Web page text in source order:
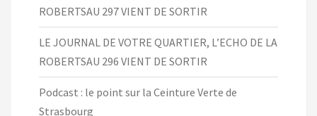
ROBERTSAU 297 VIENT DE SORTIR
LE JOURNAL DE VOTRE QUARTIER, L’ECHO DE LA
ROBERTSAU 296 VIENT DE SORTIR
Podcast : le point sur la Ceinture Verte de
Strasbourg